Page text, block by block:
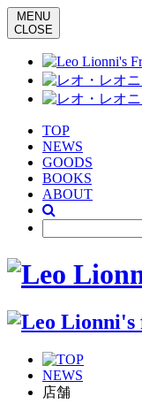
MENU
CLOSE
TOP
NEWS
GOODS
BOOKS
ABOUT
NEWS
店舗